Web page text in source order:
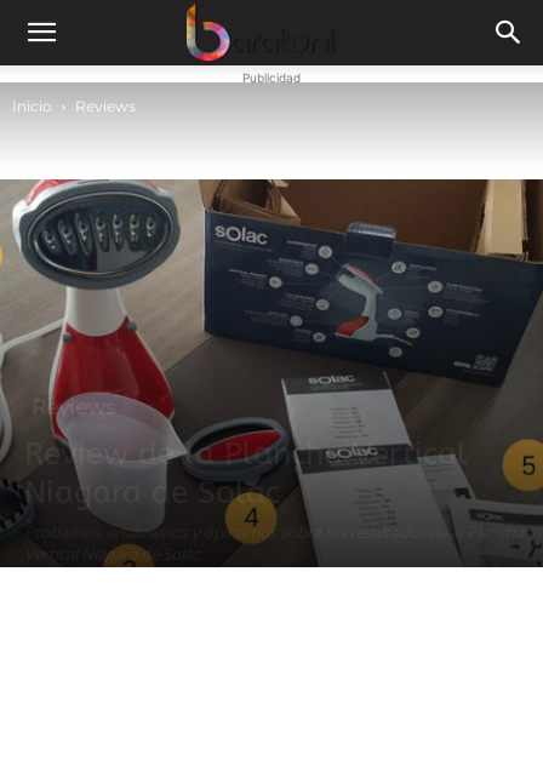
Publicidad
Inicio Reviews
Reviews
Review de la Plancha Vertical
Niagara de Solac
Probamos, analizamos y opinamos sobre los resultados de la Plancha
Vertical Niagara de Solac